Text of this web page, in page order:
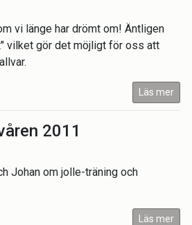
vi länge har drömt om! Äntligen
vilket gör det möjligt för oss att
Läs mer
2011
Johan om jolle-träning och
Läs mer